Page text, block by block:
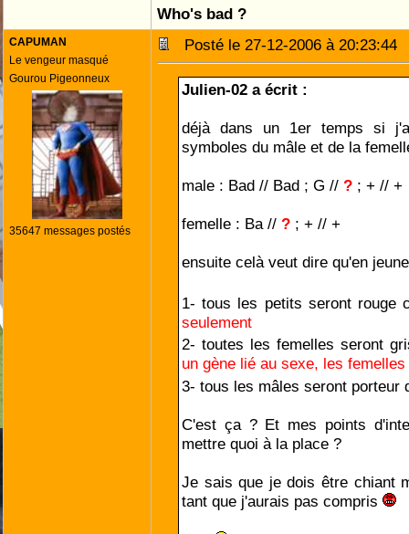
Who's bad ?
CAPUMAN
Le vengeur masqué
Gourou Pigeonneux
35647 messages postés
Posté le 27-12-2006 à
Julien-02 a écrit :
déjà dans un 1er temps si
symboles du mâle et de la
male : Bad // Bad ; G // ? ; + // +
femelle : Ba // ? ; + // +
ensuite celà veut dire qu'en
1- tous les petits seront rouge
seulement
2- toutes les femelles seront
un gène lié au sexe, les
3- tous les mâles seront porteur
C'est ça ? Et mes points
mettre quoi à la place ?
Je sais que je dois être chiant
tant que j'aurais pas compris